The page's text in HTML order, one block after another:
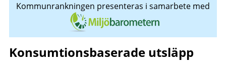
Kommunrankningen presenteras i samarbete med
Konsumtionsbaserade utsläpp